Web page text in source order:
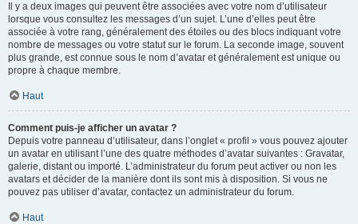
Il y a deux images qui peuvent être associées avec votre nom d’utilisateur
lorsque vous consultez les messages d’un sujet. L’une d’elles peut être
associée à votre rang, généralement des étoiles ou des blocs indiquant votre
nombre de messages ou votre statut sur le forum. La seconde image, souvent
plus grande, est connue sous le nom d’avatar et généralement est unique ou
propre à chaque membre.
Haut
Comment puis-je afficher un avatar ?
Depuis votre panneau d’utilisateur, dans l’onglet « profil » vous pouvez ajouter
un avatar en utilisant l’une des quatre méthodes d’avatar suivantes : Gravatar,
galerie, distant ou importé. L’administrateur du forum peut activer ou non les
avatars et décider de la manière dont ils sont mis à disposition. Si vous ne
pouvez pas utiliser d’avatar, contactez un administrateur du forum.
Haut